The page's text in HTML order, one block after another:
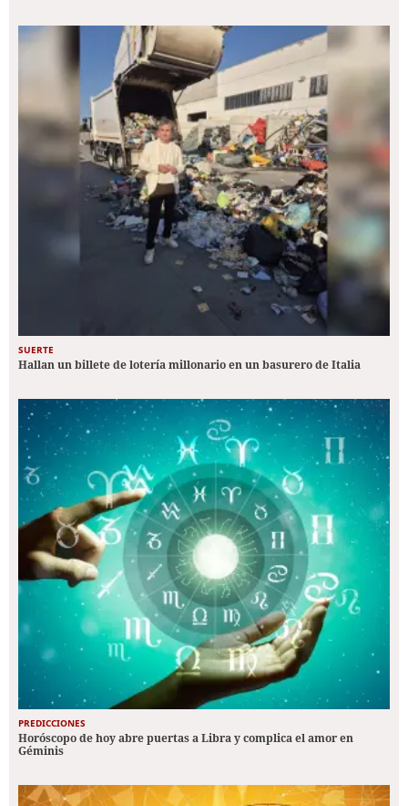
SUERTE
Hallan un billete de lotería millonario en un basurero de Italia
PREDICCIONES
Horóscopo de hoy abre puertas a Libra y complica el amor en
Géminis